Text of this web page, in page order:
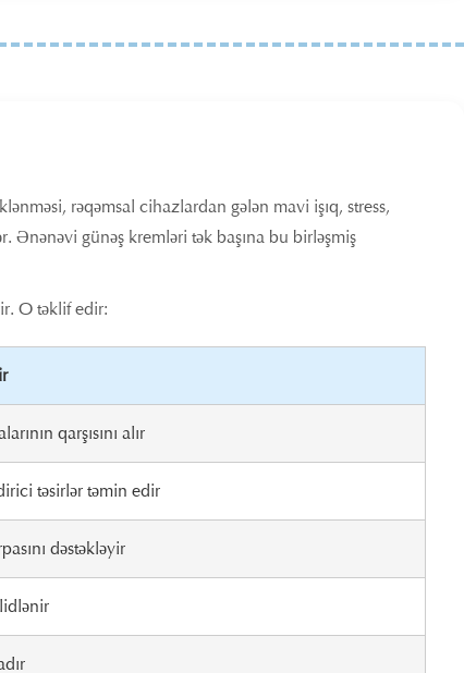
rəqəmsal cihazlardan gələn mavi işıq, stress,
Ənənəvi günəş kremləri tək başına bu birləşmiş
O təklif edir:
qarşısını alır
təsirlər təmin edir
dəstəkləyir